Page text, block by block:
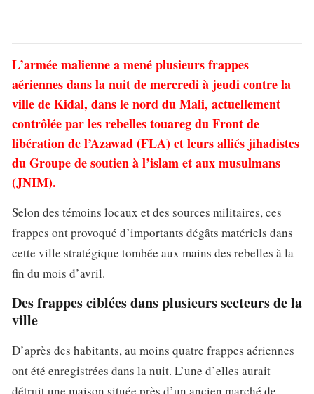
L’armée malienne a mené plusieurs frappes
aériennes dans la nuit de mercredi à jeudi contre la
ville de Kidal, dans le nord du Mali, actuellement
contrôlée par les rebelles touareg du Front de
libération de l’Azawad (FLA) et leurs alliés jihadistes
du Groupe de soutien à l’islam et aux musulmans
(JNIM).
Selon des témoins locaux et des sources militaires, ces
frappes ont provoqué d’importants dégâts matériels dans
cette ville stratégique tombée aux mains des rebelles à la
fin du mois d’avril.
Des frappes ciblées dans plusieurs secteurs de la
ville
D’après des habitants, au moins quatre frappes aériennes
ont été enregistrées dans la nuit. L’une d’elles aurait
détruit une maison située près d’un ancien marché de